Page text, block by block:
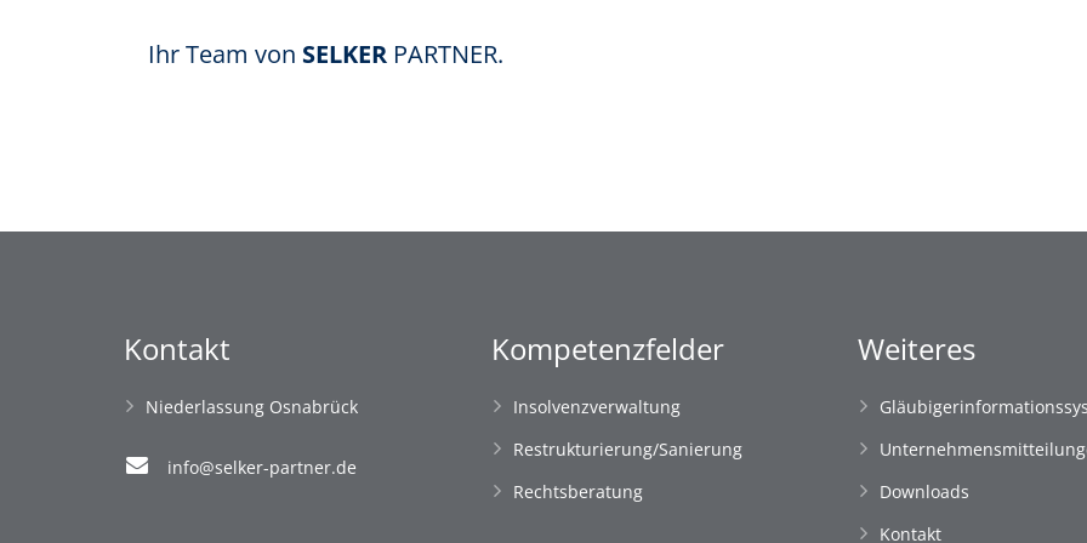
Ihr Team von SELKER PARTNER.
Kontakt
Niederlassung Osnabrück
info@selker-partner.de
Kompetenzfelder
Insolvenzverwaltung
Restrukturierung/Sanierung
Rechtsberatung
Weiteres
Downloads
Kontakt